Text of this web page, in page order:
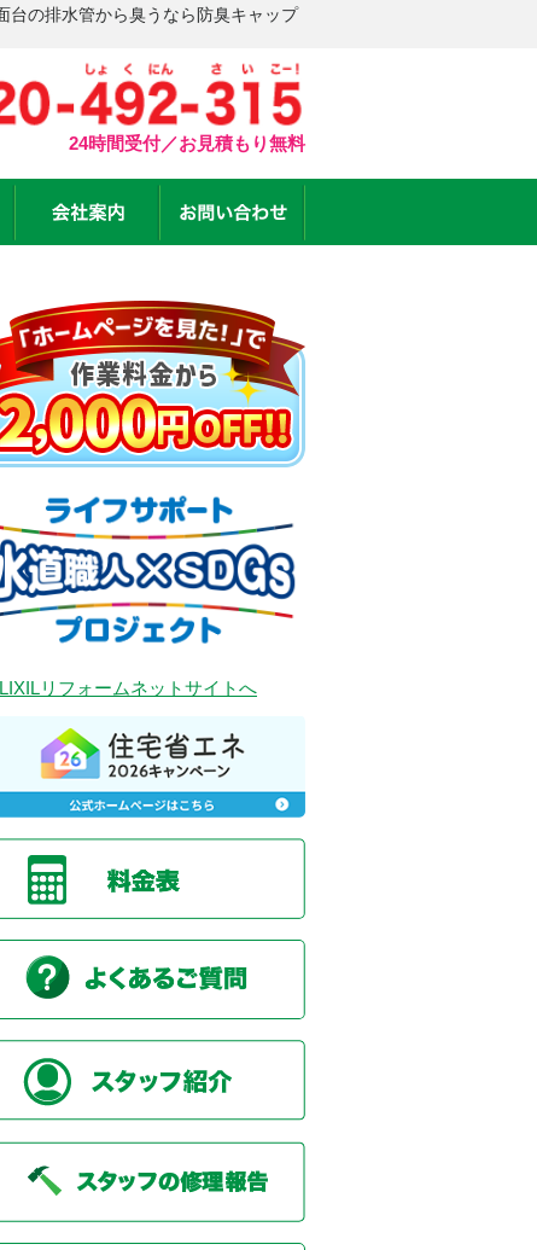
台の排水管から臭うなら防臭キャップ
24時間受付／お見積もり無料